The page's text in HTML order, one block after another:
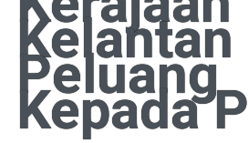
Peluang
Kepada